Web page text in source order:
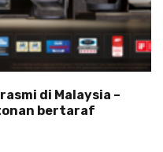
di Malaysia –
bertaraf